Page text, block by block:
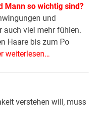
Mann so wichtig sind?
und
auch viel mehr fühlen.
Haare bis zum Po
weiterlesen…
verstehen will, muss